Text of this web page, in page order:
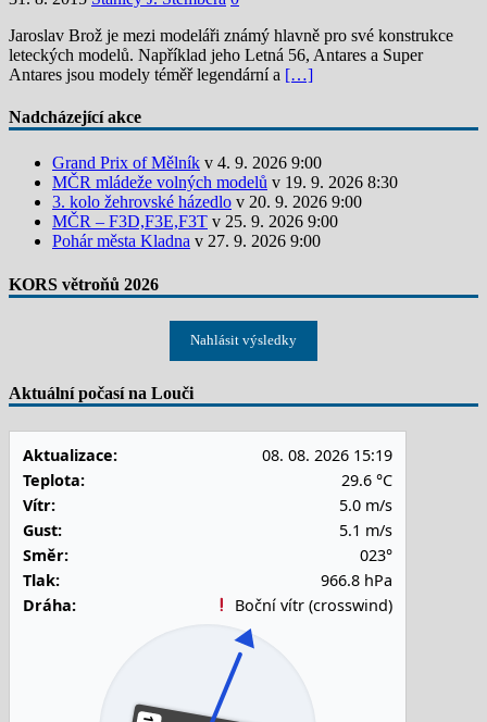
Jaroslav Brož je mezi modeláři známý hlavně pro své konstrukce
leteckých modelů. Například jeho Letná 56, Antares a Super
Antares jsou modely téměř legendární a […]
Nadcházející akce
Grand Prix of Mělník v 4. 9. 2026 9:00
MČR mládeže volných modelů v 19. 9. 2026 8:30
3. kolo žehrovské házedlo v 20. 9. 2026 9:00
MČR – F3D,F3E,F3T v 25. 9. 2026 9:00
Pohár města Kladna v 27. 9. 2026 9:00
KORS větroňů 2026
Nahlásit výsledky
Aktuální počasí na Louči
Aktualizace:
08. 08. 2026 15:19
Teplota:
29.6 °C
Vítr:
5.0 m/s
Gust:
5.1 m/s
Směr:
023°
Tlak:
966.8 hPa
Dráha:
Boční vítr (crosswind)